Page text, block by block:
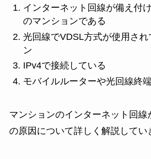
インターネット回線が備え付
のマンションである
光回線でVDSL方式が使用され
ン
IPv4で接続している
モバイルルーターや光回線終
マンションのインターネット回線
の原因について詳しく解説してい